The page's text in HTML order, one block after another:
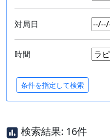
対局日
時間
検索結果: 16件